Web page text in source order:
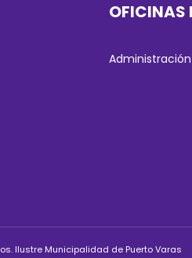
OFICINAS
Ilustre Municipalidad de Puerto Varas